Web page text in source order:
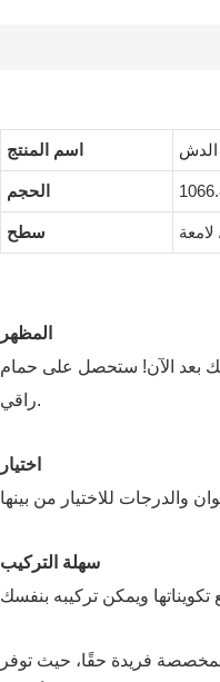
اسم المنتج الدش
الحجم
سطح
المظهر
لك بعد الآن! ستحصل على حمام
راقي.
اختيار
سهلة التركيب